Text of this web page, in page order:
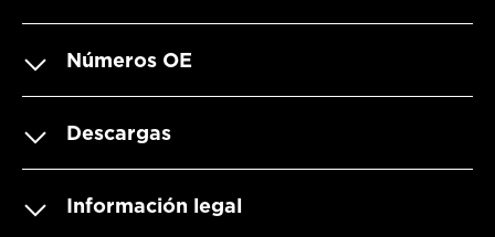
Números OE
Descargas
Información legal